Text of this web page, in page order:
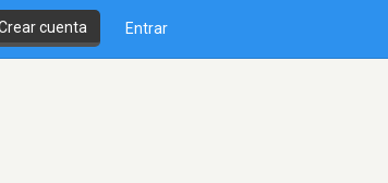
cuenta Entrar